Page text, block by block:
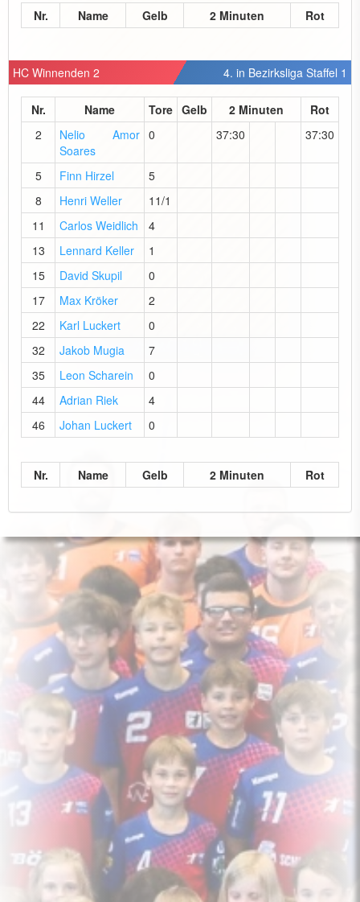
Nr. Name Gelb 2 Minuten Rot
HC Winnenden 2 4. in Bezirksliga Staffel 1
Nr. Name Tore Gelb 2 Minuten
Rot
2
Nelio Amor
Soares
0 37:30 37:30
5 Finn Hirzel
5
8
Henri Weller
11/1
11
Carlos Weidlich
4
13
Lennard Keller
1
15
David Skupil
0
17
Max Kröker
2
22
Karl Luckert
0
32
Jakob Mugia
7
35
Leon Scharein
0
44
Adrian Riek
4
46
Johan Luckert 0
Nr. Name Gelb 2 Minuten Rot